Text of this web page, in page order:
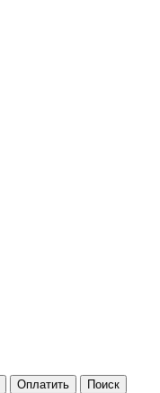
Оплатить Поиск